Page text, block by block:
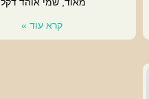
קרא עוד »